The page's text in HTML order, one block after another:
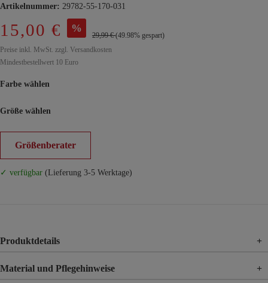
Artikelnummer: 29782-55-170-031
15,00 € %
29,99 €(49.98% gespart)
Preise inkl. MwSt. zzgl. Versandkosten
Mindestbestellwert 10 Euro
Farbe wählen
Größe wählen
Größenberater
✓ verfügbar (Lieferung 3-5 Werktage)
Produktdetails +
Material und Pflegehinweise +